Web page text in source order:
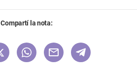
Compartí la nota: